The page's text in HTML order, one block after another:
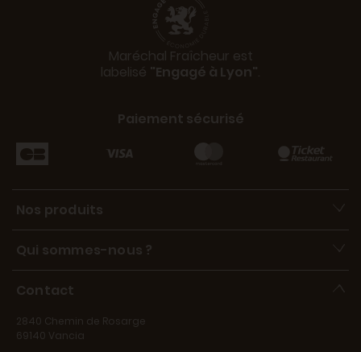
Maréchal Fraîcheur est
labelisé "Engagé à Lyon".
Paiement sécurisé
Nos produits
Qui sommes-nous ?
Contact
2840 Chemin de Rosarge
69140 Vancia